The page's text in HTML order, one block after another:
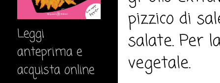
pizzico di
salate. Per
vegetale.
Leggi
anteprima e
acquista online